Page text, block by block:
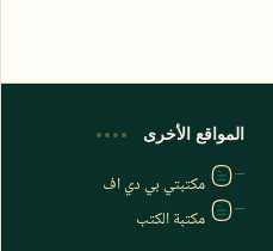
على تليجرام
المواقع الأخرى
مكتبتي بي دي اف
مكتبة الكتب